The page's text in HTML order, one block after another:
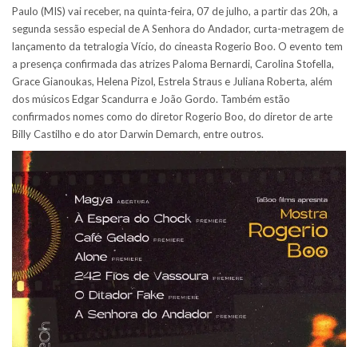
Paulo (MIS) vai receber, na quinta-feira, 07 de julho, a partir das 20h, a
segunda sessão especial de A Senhora do Andador, curta-metragem de
lançamento da tetralogia Vício, do cineasta Rogerio Boo. O evento tem
a presença confirmada das atrizes Paloma Bernardi, Carolina Stofella,
Grace Gianoukas, Helena Pizol, Estrela Straus e Juliana Roberta, além
dos músicos Edgar Scandurra e João Gordo. Também estão
confirmados nomes como do diretor Rogerio Boo, do diretor de arte
Billy Castilho e do ator Darwin Demarch, entre outros.